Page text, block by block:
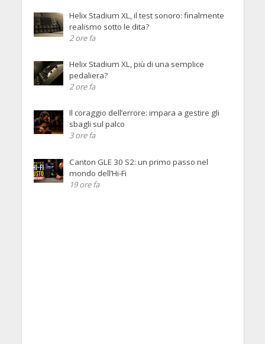
Helix Stadium XL, il test sonoro: finalmente
realismo sotto le dita?
2 ore fa
Helix Stadium XL, più di una semplice
pedaliera?
2 ore fa
Il coraggio dell’errore: impara a gestire gli
sbagli sul palco
3 ore fa
Canton GLE 30 S2: un primo passo nel
mondo dell’Hi-Fi
19 ore fa